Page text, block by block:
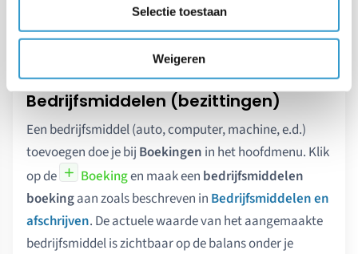
Selectie toestaan
Weigeren
waardeveranderingen van de deelneming worden
toegevoegd zodat het resultaat uit deelnemingen
kan worden bepaald.
Bedrijfsmiddelen (bezittingen)
Een bedrijfsmiddel (auto, computer, machine, e.d.)
toevoegen doe je bij Boekingen in het hoofdmenu. Klik
op de
Boekingen maak een bedrijfsmiddelen
boekingaan zoals beschreven in Bedrijfsmiddelen en
afschrijven. De actuele waarde van het aangemaakte
bedrijfsmiddel is zichtbaar op de balans onder je